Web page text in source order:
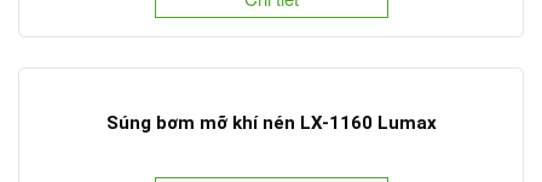
Súng bơm mỡ khí nén LX-1160 Lumax